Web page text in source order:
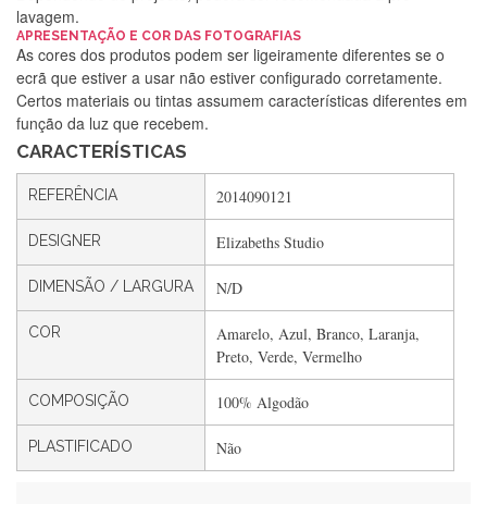
lavagem.
APRESENTAÇÃO E COR DAS FOTOGRAFIAS
As cores dos produtos podem ser ligeiramente diferentes se o
ecrã que estiver a usar não estiver configurado corretamente.
Certos materiais ou tintas assumem características diferentes em
função da luz que recebem.
CARACTERÍSTICAS
REFERÊNCIA 2014090121
DESIGNER Elizabeths Studio
DIMENSÃO / LARGURA N/D
COR
Amarelo, Azul, Branco, Laranja,
Preto, Verde, Vermelho
COMPOSIÇÃO 100% Algodão
PLASTIFICADO Não
Silvia Lopes
Encomenda direitinha. Rapidez e segurança. Volto a
encomendar.
Silvia André
Gostei ,Serviço bastante rápido. recomendo
Filipa Freire
Rápido, atendimento 5*. Hoje chegará a segunda encomenda
feita de muitas certamente❤️